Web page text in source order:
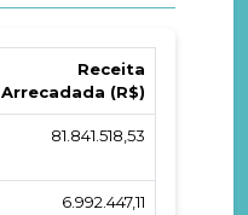
Receita
Arrecadada (R$)
81.841.518,53
6.992.447,11